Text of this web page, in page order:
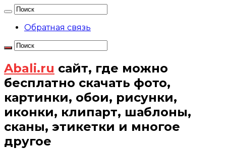
Обратная связь
Abali.ru сайт, где можно
бесплатно скачать фото,
картинки, обои, рисунки,
иконки, клипарт, шаблоны,
сканы, этикетки и многое
другое